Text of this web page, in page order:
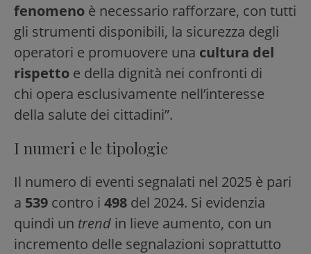
fenomeno è necessario rafforzare, con tutti
gli strumenti disponibili, la sicurezza degli
operatori e promuovere una cultura del
rispetto e della dignità nei confronti di
chi opera esclusivamente nell’interesse
della salute dei cittadini”.
I numeri e le tipologie
Il numero di eventi segnalati nel 2025 è pari
a 539 contro i 498 del 2024. Si evidenzia
quindi un trend in lieve aumento, con un
incremento delle segnalazioni soprattutto